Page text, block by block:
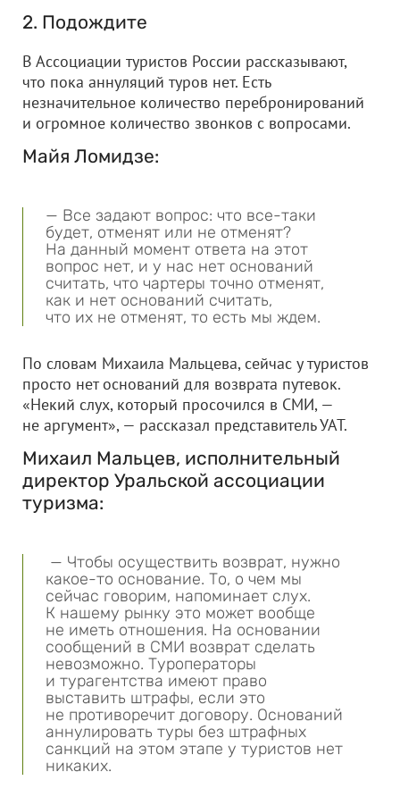
2. Подождите
В Ассоциации туристов России рассказывают,
что пока аннуляций туров нет. Есть
незначительное количество перебронирований
и огромное количество звонков с вопросами.
Майя Ломидзе:
— Все задают вопрос: что все-таки
будет, отменят или не отменят?
На данный момент ответа на этот
вопрос нет, и у нас нет оснований
считать, что чартеры точно отменят,
как и нет оснований считать,
что их не отменят, то есть мы ждем.
По словам Михаила Мальцева, сейчас у туристов
просто нет оснований для возврата путевок.
«Некий слух, который просочился в СМИ, —
не аргумент», — рассказал представитель УАТ.
Михаил Мальцев, исполнительный
директор Уральской ассоциации
туризма:
— Чтобы осуществить возврат, нужно
какое-то основание. То, о чем мы
сейчас говорим, напоминает слух.
К нашему рынку это может вообще
не иметь отношения. На основании
сообщений в СМИ возврат сделать
невозможно. Туроператоры
и турагентства имеют право
выставить штрафы, если это
не противоречит договору. Оснований
аннулировать туры без штрафных
санкций на этом этапе у туристов нет
никаких.